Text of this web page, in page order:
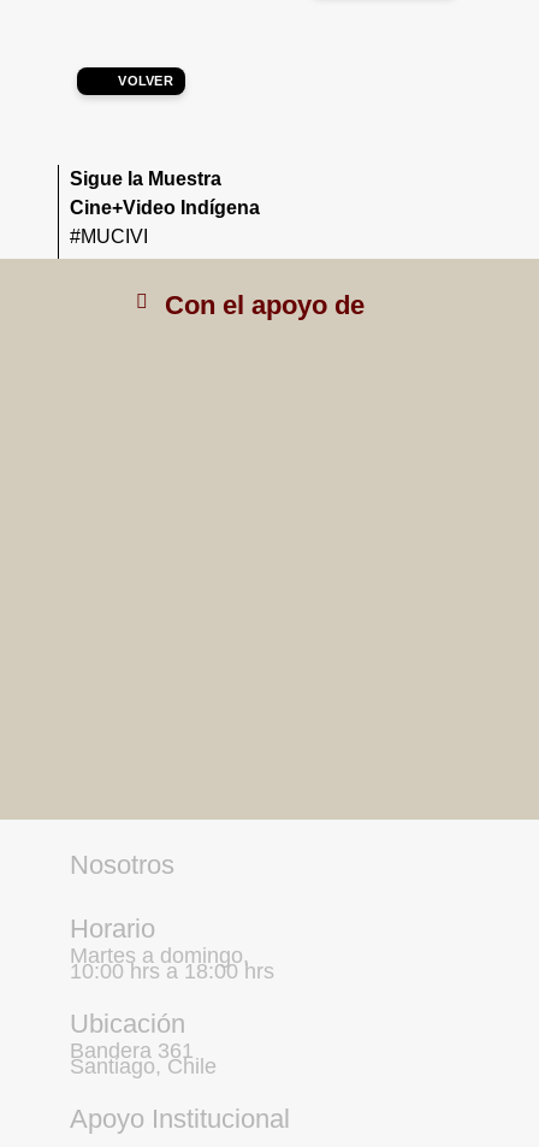
VOLVER
Sigue la Muestra
Cine+Video Indígena
#MUCIVI
Con el apoyo de
Nosotros
Horario
Martes a domingo,
10:00 hrs a 18:00 hrs
Ubicación
Bandera 361
Santiago, Chile
Apoyo Institucional